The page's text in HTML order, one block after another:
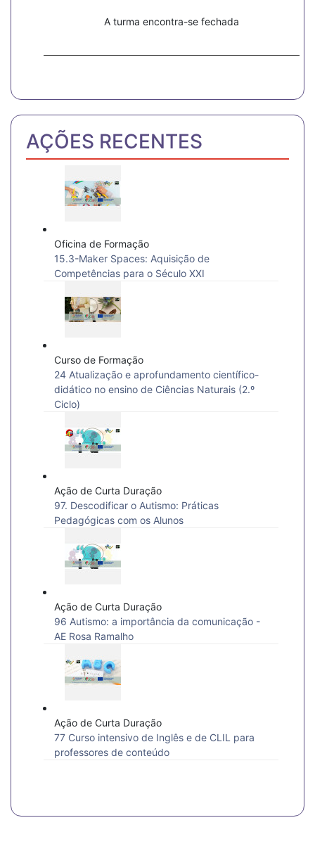
A turma encontra-se fechada
AÇÕES RECENTES
Oficina de Formação
15.3-Maker Spaces: Aquisição de
Competências para o Século XXI
Curso de Formação
24 Atualização e aprofundamento científico-
didático no ensino de Ciências Naturais (2.º
Ciclo)
Ação de Curta Duração
97. Descodificar o Autismo: Práticas
Pedagógicas com os Alunos
Ação de Curta Duração
96 Autismo: a importância da comunicação -
AE Rosa Ramalho
Ação de Curta Duração
77 Curso intensivo de Inglês e de CLIL para
professores de conteúdo